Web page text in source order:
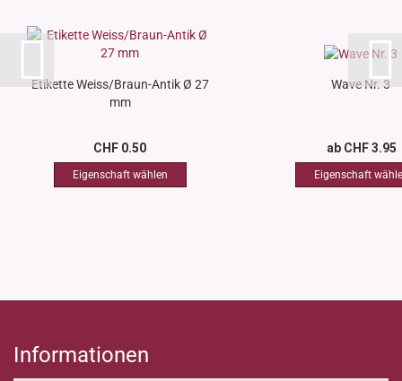
Etikette Weiss/Braun-Antik Ø 27
mm
CHF 0.50
Wave Nr. 3
ab CHF 3.95
Informationen